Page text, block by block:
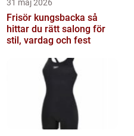
31 maj 2026
Frisör kungsbacka så
hittar du rätt salong för
stil, vardag och fest